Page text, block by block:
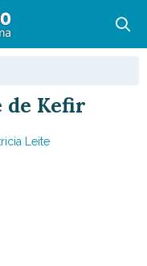
de Kefir
Leite